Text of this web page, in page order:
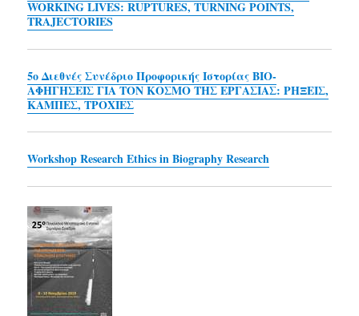
WORKING LIVES: RUPTURES, TURNING POINTS,
TRAJECTORIES
5o Διεθνές Συνέδριο Προφορικής Ιστορίας ΒΙΟ-
ΑΦΗΓΗΣΕΙΣ ΓΙΑ ΤΟΝ ΚΟΣΜΟ ΤΗΣ ΕΡΓΑΣΙΑΣ: ΡΗΞΕΙΣ,
ΚΑΜΠΕΣ, ΤΡΟΧΙΕΣ
Workshop Research Ethics in Biography Research